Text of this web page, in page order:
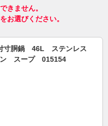
きません。
お選びください。
付寸胴鍋 46L ステンレス
スープ 015154